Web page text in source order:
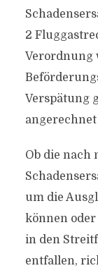
2
Verordnung
Verspätung
Ob die nach
um die
können
in den
entfallen,